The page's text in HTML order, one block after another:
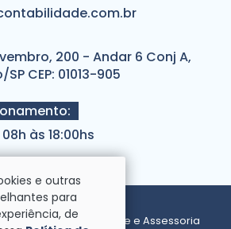
200 - Andar 6 Conj A,
CEP: 01013-905
às 18:00hs
à Plenus Contabilidade e Assessoria
e outras
para
de